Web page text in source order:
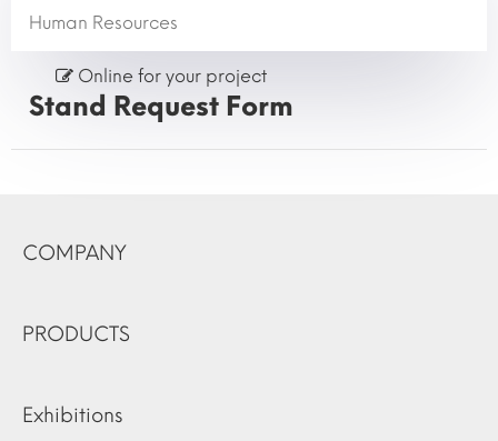
Human Resources
Online for your project
Stand Request Form
COMPANY
PRODUCTS
Exhibitions